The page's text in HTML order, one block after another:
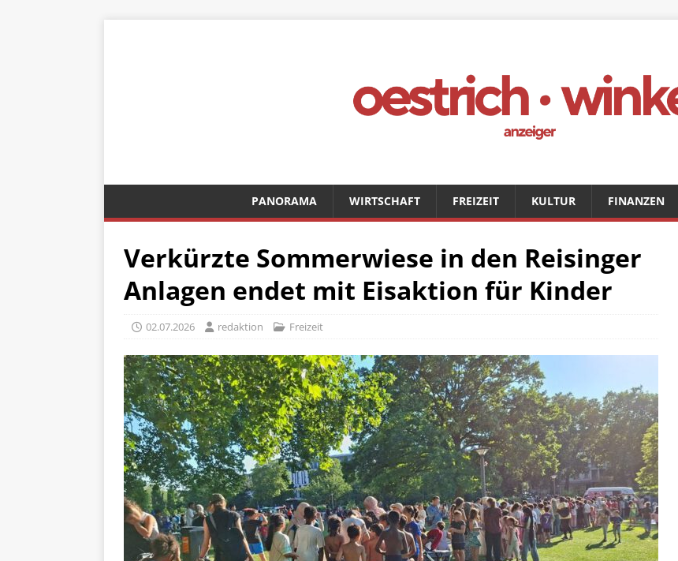
PANORAMA WIRTSCHAFT FREIZEIT KULTUR FINANZEN
Verkürzte Sommerwiese in den Reisinger
Anlagen endet mit Eisaktion für Kinder
02.07.2026 redaktion Freizeit